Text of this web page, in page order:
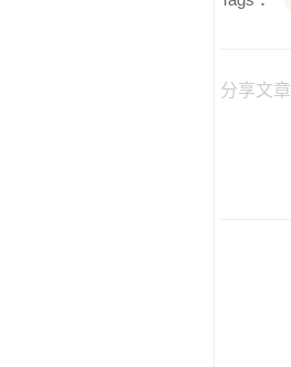
分享文章